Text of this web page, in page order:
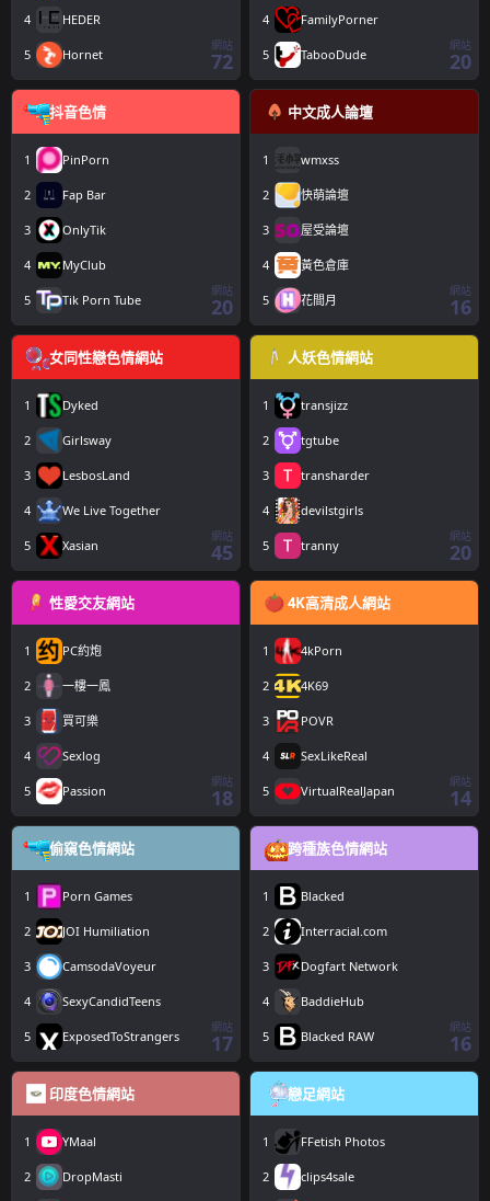
4 HEDER
5 Hornet
網站
72
4 FamilyPorner
5 TabooDude
網站
20
抖音色情
1 PinPorn
2 Fap Bar
3 OnlyTik
4 MyClub
5 Tik Porn Tube
網站
20
中文成人論壇
1 wmxss
2 快萌論壇
3 屋受論壇
4 黃色倉庫
5 花間月
網站
16
女同性戀色情網站
1 Dyked
2 Girlsway
3 LesbosLand
4 We Live Together
5 Xasian
網站
45
人妖色情網站
1 transjizz
2 tgtube
3 transharder
4 devilstgirls
5 tranny
網站
20
性愛交友網站
1 PC約炮
2 一樓一鳳
3 買可樂
4 Sexlog
5 Passion
網站
18
4K高清成人網站
1 4kPorn
2 4K69
3 POVR
4 SexLikeReal
5 VirtualRealJapan
網站
14
偷窺色情網站
1 Porn Games
2 JOI Humiliation
3 CamsodaVoyeur
4 SexyCandidTeens
5 ExposedToStrangers
網站
17
跨種族色情網站
1 Blacked
2 Interracial.com
3 Dogfart Network
4 BaddieHub
5 Blacked RAW
網站
16
印度色情網站
1 YMaal
2 DropMasti
戀足網站
1 FFetish Photos
2 clips4sale